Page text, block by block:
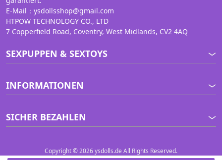
E-Mail：ysdollsshop@gmail.com
HTPOW TECHNOLOGY CO., LTD
7 Copperfield Road, Coventry, West Midlands, CV2 4AQ
SEXPUPPEN & SEXTOYS
INFORMATIONEN
SICHER BEZAHLEN
Copyright © 2026 ysdolls.de All Rights Reserved.